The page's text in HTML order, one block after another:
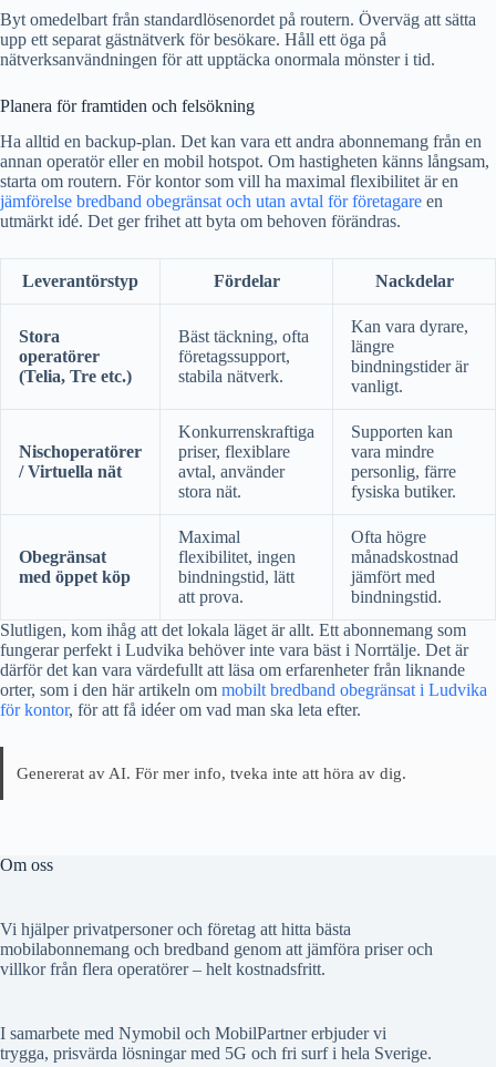
Byt omedelbart från standardlösenordet på routern. Överväg att sätta
upp ett separat gästnätverk för besökare. Håll ett öga på
nätverksanvändningen för att upptäcka onormala mönster i tid.
Planera för framtiden och felsökning
Ha alltid en backup-plan. Det kan vara ett andra abonnemang från en
annan operatör eller en mobil hotspot. Om hastigheten känns långsam,
starta om routern. För kontor som vill ha maximal flexibilitet är en
jämförelse bredband obegränsat och utan avtal för företagare en
utmärkt idé. Det ger frihet att byta om behoven förändras.
Leverantörstyp Fördelar Nackdelar
Stora
operatörer
(Telia, Tre etc.)
Bäst täckning, ofta
företagssupport,
stabila nätverk.
Kan vara dyrare,
längre
bindningstider är
vanligt.
Nischoperatörer
/ Virtuella nät
Konkurrenskraftiga
priser, flexiblare
avtal, använder
stora nät.
Supporten kan
vara mindre
personlig, färre
fysiska butiker.
Obegränsat
med öppet köp
Maximal
flexibilitet, ingen
bindningstid, lätt
att prova.
Ofta högre
månadskostnad
jämfört med
bindningstid.
Slutligen, kom ihåg att det lokala läget är allt. Ett abonnemang som
fungerar perfekt i Ludvika behöver inte vara bäst i Norrtälje. Det är
därför det kan vara värdefullt att läsa om erfarenheter från liknande
orter, som i den här artikeln om mobilt bredband obegränsat i Ludvika
för kontor, för att få idéer om vad man ska leta efter.
Genererat av AI. För mer info, tveka inte att höra av dig.
Om oss
Vi hjälper privatpersoner och företag att hitta bästa
mobilabonnemang och bredband genom att jämföra priser och
villkor från flera operatörer – helt kostnadsfritt.
I samarbete med Nymobil och MobilPartner erbjuder vi
trygga, prisvärda lösningar med 5G och fri surf i hela Sverige.